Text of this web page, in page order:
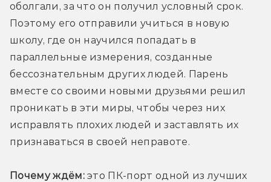
оболгали, за что он получил условный срок.
Поэтому его отправили учиться в новую
школу, где он научился попадать в
параллельные измерения, созданные
бессознательным других людей. Парень
вместе со своими новыми друзьями решил
проникать в эти миры, чтобы через них
исправлять плохих людей и заставлять их
признаваться в своей неправоте.
Почему ждём: это ПК-порт одной из лучших